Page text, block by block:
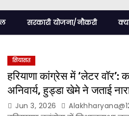
सरकारी योजना/नौकरी
सियासत
हरियाणा कांग्रेस में ‘लेटर वॉर’:
अनिवार्य, हुड्डा खेमे ने जताई
Jun 3, 2026